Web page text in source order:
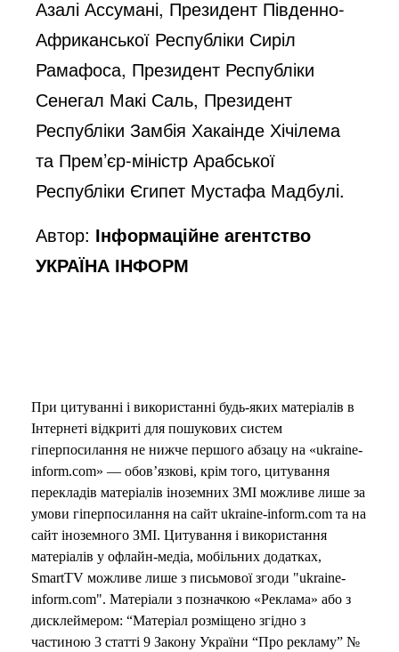
Азалі Ассумані, Президент Південно-
Африканської Республіки Сиріл
Рамафоса, Президент Республіки
Сенегал Макі Саль, Президент
Республіки Замбія Хакаінде Хічілема
та Прем’єр-міністр Арабської
Республіки Єгипет Мустафа Мадбулі.
Автор: Інформаційне агентство
УКРАЇНА ІНФОРМ
При цитуванні і використанні будь-яких матеріалів в
Інтернеті відкриті для пошукових систем
гіперпосилання не нижче першого абзацу на «ukraine-
inform.com» — обов’язкові, крім того, цитування
перекладів матеріалів іноземних ЗМІ можливе лише за
умови гіперпосилання на сайт ukraine-inform.com та на
сайт іноземного ЗМІ. Цитування і використання
матеріалів у офлайн-медіа, мобільних додатках,
SmartTV можливе лише з письмової згоди "ukraine-
inform.com". Матеріали з позначкою «Реклама» або з
дисклеймером: “Матеріал розміщено згідно з
частиною 3 статті 9 Закону України “Про рекламу” №